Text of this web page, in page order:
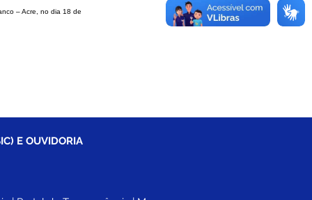
– Acre, no dia 18 de
E OUVIDORIA